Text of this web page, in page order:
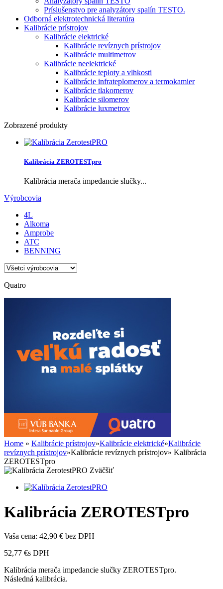
Príslušenstvo pre analyzátory spalín TESTO.
Odborná elektrotechnická literatúra
Kalibrácie prístrojov
Kalibrácie elektrické
Kalibrácie revíznych prístrojov
Kalibrácie multimetrov
Kalibrácie neelektrické
Kalibrácie teploty a vlhkosti
Kalibrácie infrateplomerov a termokamier
Kalibrácie tlakomerov
Kalibrácie silomerov
Kalibrácie luxmetrov
Zobrazené produkty
Kalibrácia ZEROTESTpro
Kalibrácia merača impedancie slučky...
Výrobcovia
4L
Alkoma
Amprobe
ATC
BENNING
Quatro
Home » Kalibrácie prístrojov»Kalibrácie elektrické»Kalibrácie
revíznych prístrojov»Kalibrácie revíznych prístrojov» Kalibrácia
ZEROTESTpro
Zväčšiť
Kalibrácia ZEROTESTpro
Vaša cena: 42,90 € bez DPH
52,77 €s DPH
Kalibrácia merača impedancie slučky ZEROTESTpro.
Následná kalibrácia.